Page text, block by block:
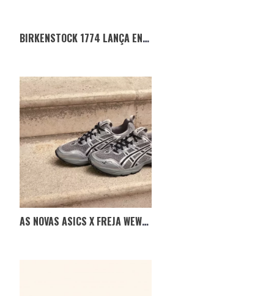
BIRKENSTOCK 1774 LANÇA ENSEMBLE 1774: UMA NOVA ERA DE COLABORAÇÃO CRIATIVA
AS NOVAS ASICS X FREJA WEWER GEL-1090 V2